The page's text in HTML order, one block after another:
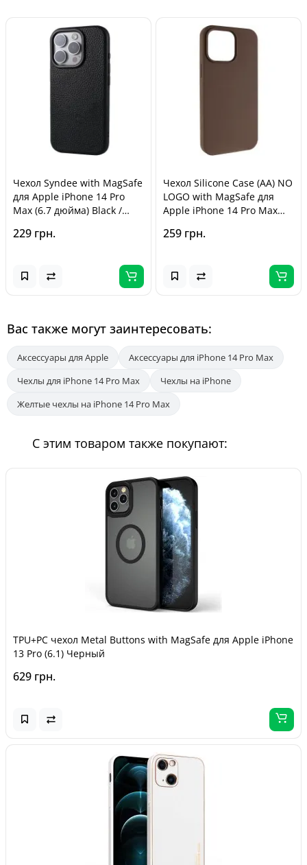
Чехол Syndee with MagSafe
для Apple iPhone 14 Pro
Max (6.7 дюйма) Black /
229 грн.
Чехол Silicone Case (AA) NO
LOGO with MagSafe для
Apple iPhone 14 Pro Max
Brown
259 грн.
Вас также могут заинтересовать:
Аксессуары для Apple
Аксессуары для iPhone 14 Pro Max
Чехлы для iPhone 14 Pro Max
Чехлы на iPhone
Желтые чехлы на iPhone 14 Pro Max
С этим товаром также покупают:
TPU+PC чехол Metal Buttons with MagSafe для Apple iPhone
13 Pro (6.1) Черный
629 грн.